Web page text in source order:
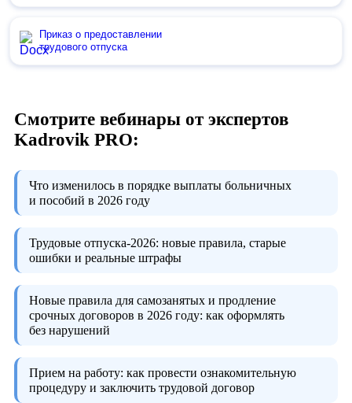
Приказ о предоставлении
трудового отпуска
Смотрите вебинары от экспертов
Kadrovik PRO:
Что изменилось в порядке выплаты больничных
и пособий в 2026 году
Трудовые отпуска-2026: новые правила, старые
ошибки и реальные штрафы
Новые правила для самозанятых и продление
срочных договоров в 2026 году: как оформлять
без нарушений
Прием на работу: как провести ознакомительную
процедуру и заключить трудовой договор